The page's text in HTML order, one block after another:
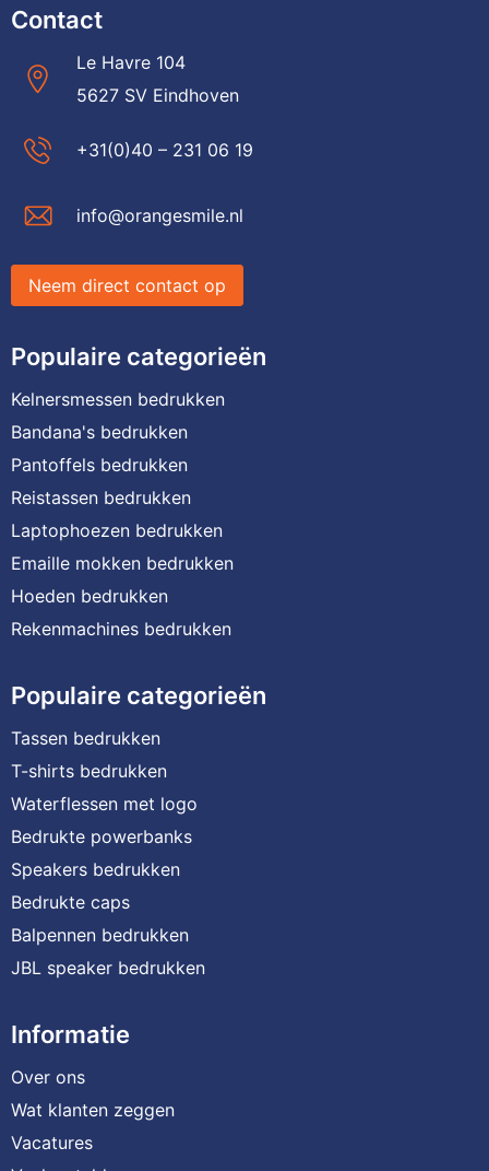
Contact
Le Havre 104
5627 SV Eindhoven
+31(0)40 – 231 06 19
info@orangesmile.nl
Neem direct contact op
Populaire categorieën
Kelnersmessen bedrukken
Bandana's bedrukken
Pantoffels bedrukken
Reistassen bedrukken
Laptophoezen bedrukken
Emaille mokken bedrukken
Hoeden bedrukken
Rekenmachines bedrukken
Populaire categorieën
Tassen bedrukken
T-shirts bedrukken
Waterflessen met logo
Bedrukte powerbanks
Speakers bedrukken
Bedrukte caps
Balpennen bedrukken
JBL speaker bedrukken
Informatie
Over ons
Wat klanten zeggen
Vacatures